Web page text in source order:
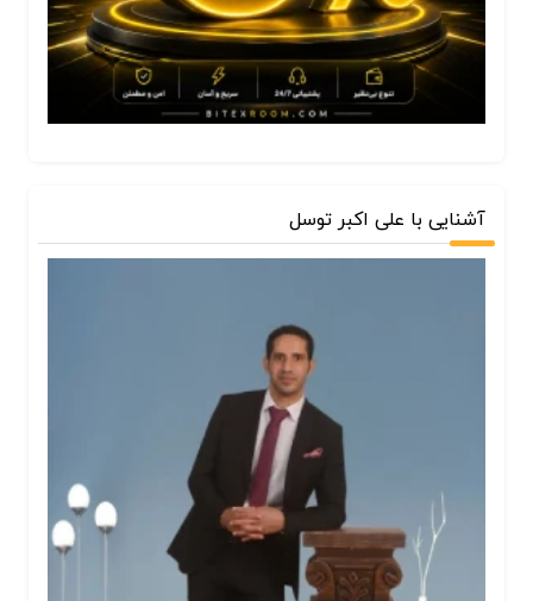
آشنایی با علی اکبر توسل